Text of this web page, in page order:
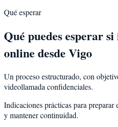
Qué esperar
Qué puedes esperar
online desde Vigo
Un proceso estructurado, con
videollamada confidenciales.
Indicaciones prácticas para preparar
y mantener continuidad.